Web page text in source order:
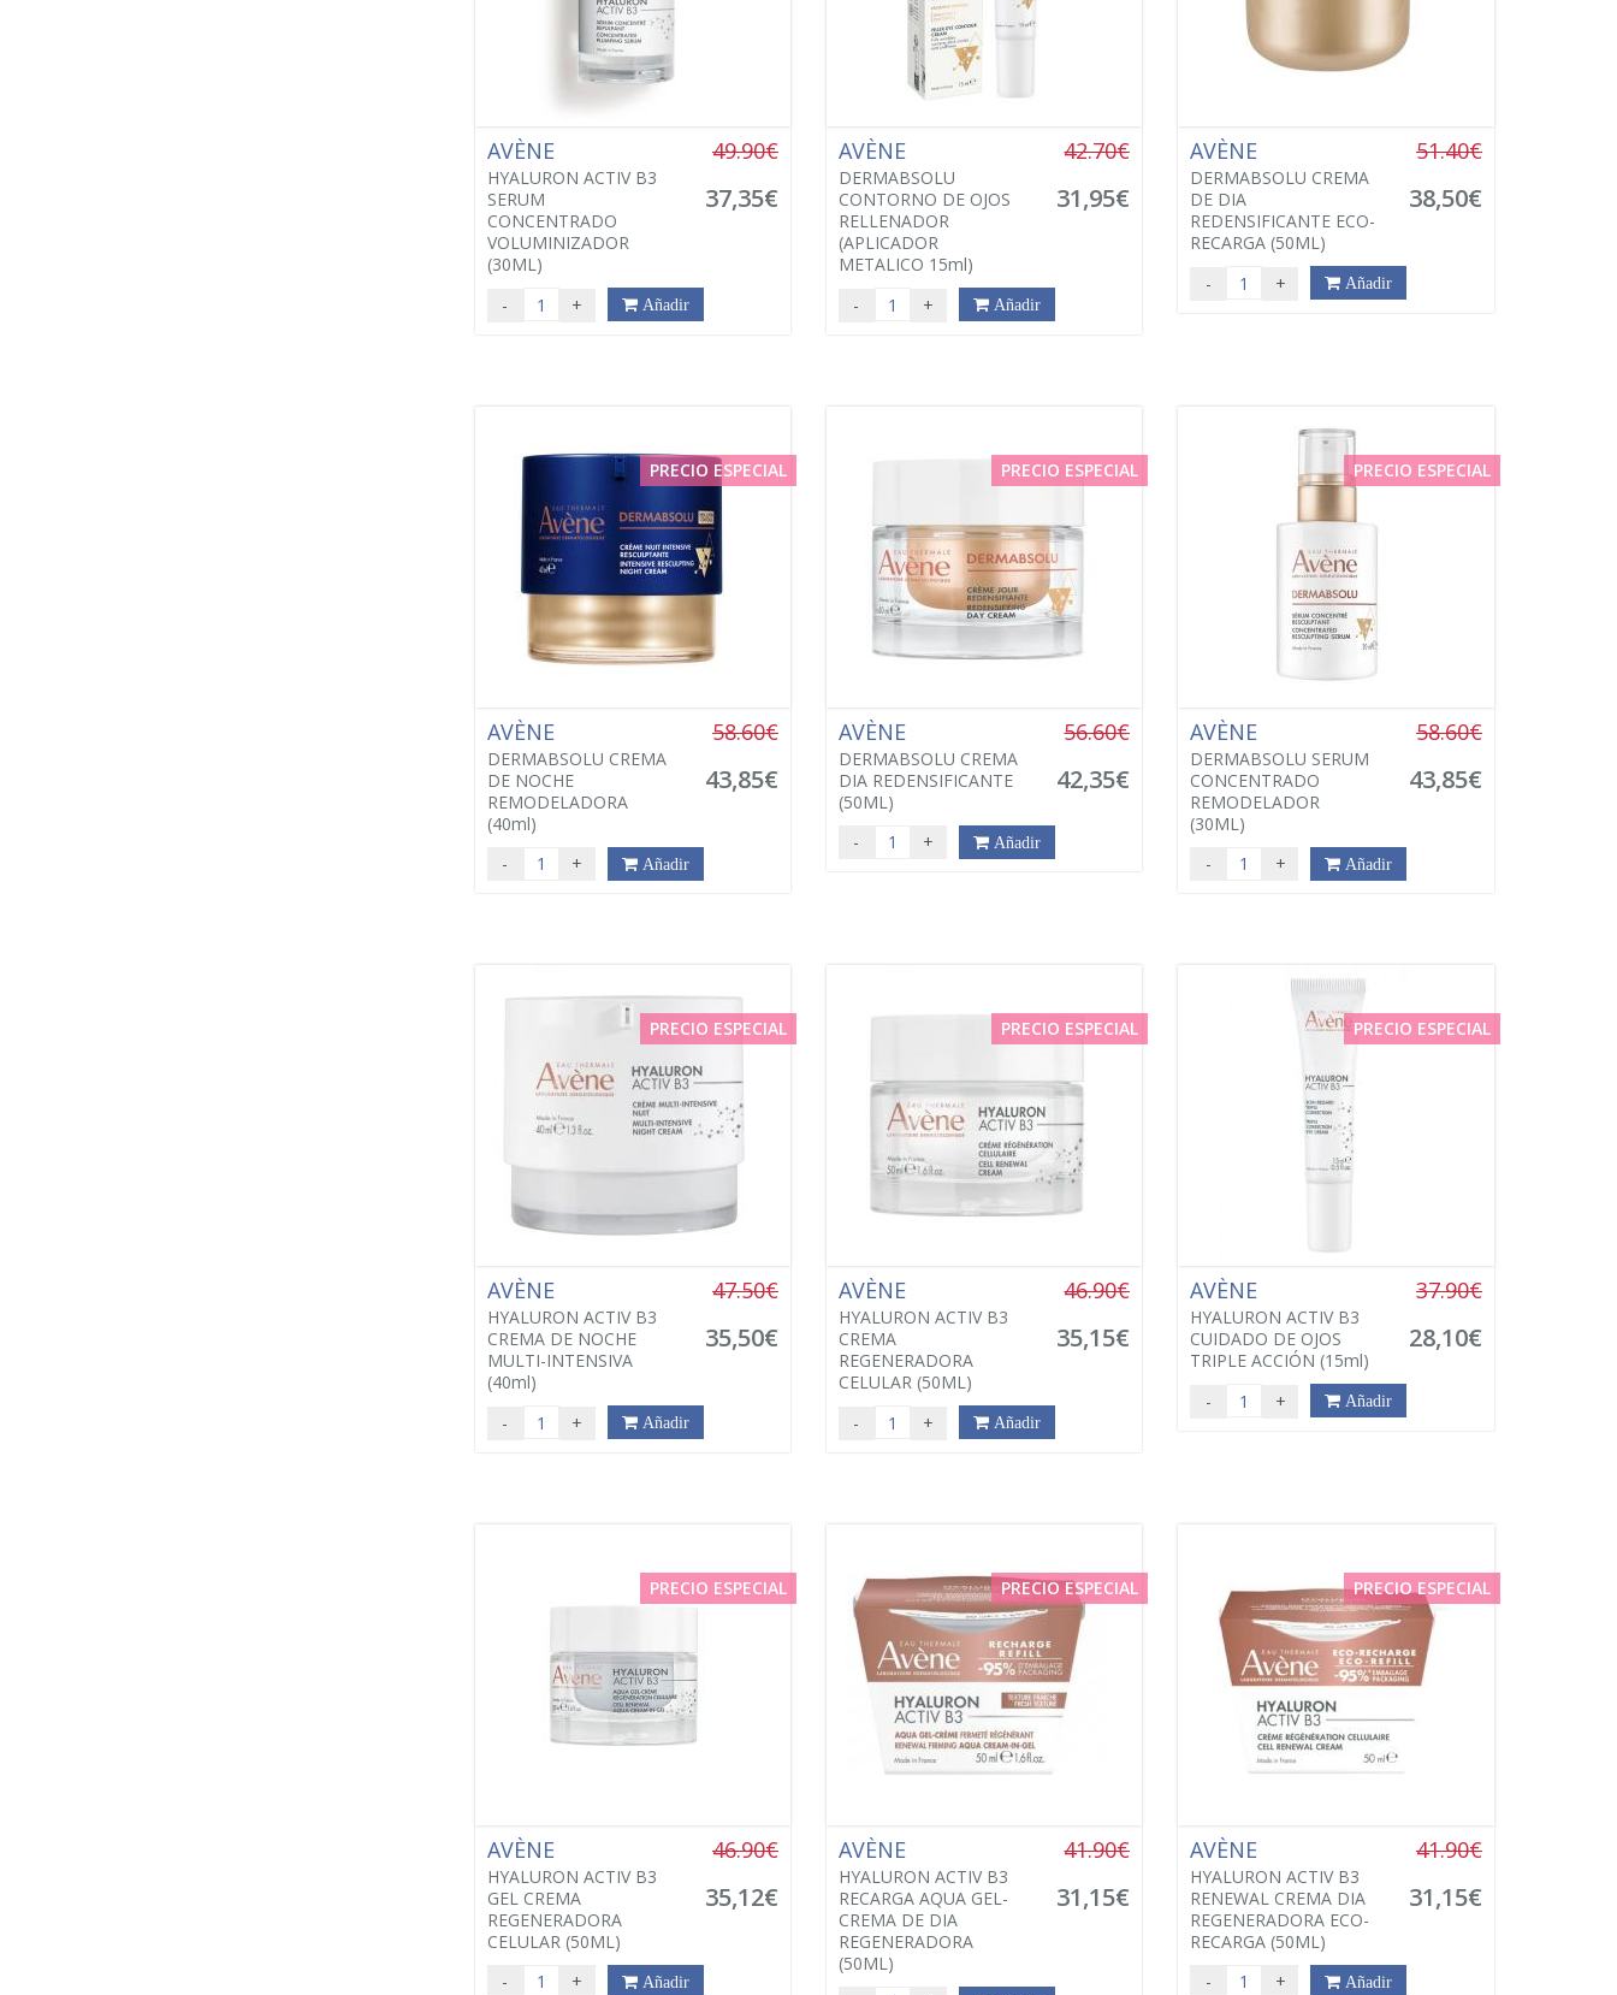
AVÈNE
HYALURON ACTIV B3
SERUM
CONCENTRADO
VOLUMINIZADOR
(30ML)
49.90€
37,35€
- + Añadir
AVÈNE
DERMABSOLU
CONTORNO DE OJOS
RELLENADOR
(APLICADOR
METALICO 15ml)
42.70€
31,95€
- + Añadir
AVÈNE
DERMABSOLU CREMA
DE DIA
REDENSIFICANTE ECO-
RECARGA (50ML)
51.40€
38,50€
- + Añadir
PRECIO ESPECIAL
AVÈNE
DERMABSOLU CREMA
DE NOCHE
REMODELADORA
(40ml)
58.60€
43,85€
- + Añadir
PRECIO ESPECIAL
AVÈNE
DERMABSOLU CREMA
DIA REDENSIFICANTE
(50ML)
56.60€
42,35€
- + Añadir
PRECIO ESPECIAL
AVÈNE
DERMABSOLU SERUM
CONCENTRADO
REMODELADOR
(30ML)
58.60€
43,85€
- + Añadir
PRECIO ESPECIAL
AVÈNE
HYALURON ACTIV B3
CREMA DE NOCHE
MULTI-INTENSIVA
(40ml)
47.50€
35,50€
- + Añadir
PRECIO ESPECIAL
AVÈNE
HYALURON ACTIV B3
CREMA
REGENERADORA
CELULAR (50ML)
46.90€
35,15€
- + Añadir
PRECIO ESPECIAL
AVÈNE
HYALURON ACTIV B3
CUIDADO DE OJOS
TRIPLE ACCIÓN (15ml)
37.90€
28,10€
- + Añadir
PRECIO ESPECIAL
AVÈNE
HYALURON ACTIV B3
GEL CREMA
REGENERADORA
CELULAR (50ML)
46.90€
35,12€
- + Añadir
PRECIO ESPECIAL
AVÈNE
HYALURON ACTIV B3
RECARGA AQUA GEL-
CREMA DE DIA
REGENERADORA
(50ML)
41.90€
31,15€
PRECIO ESPECIAL
AVÈNE
HYALURON ACTIV B3
RENEWAL CREMA DIA
REGENERADORA ECO-
RECARGA (50ML)
41.90€
31,15€
- + Añadir